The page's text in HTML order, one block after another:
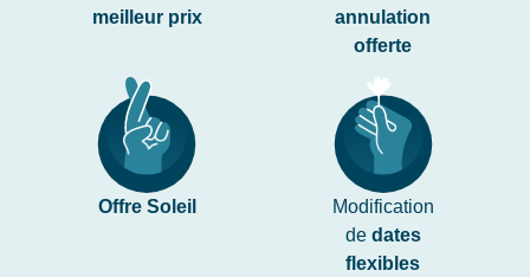
meilleur prix
annulation
offerte
Offre Soleil
Modification
de dates
flexibles